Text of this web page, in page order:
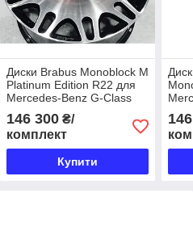
Диски Brabus Monoblock M
Platinum Edition R22 для
Mercedes-Benz G-Class
W463 / W463A
146 300₴/
комплект
Купити